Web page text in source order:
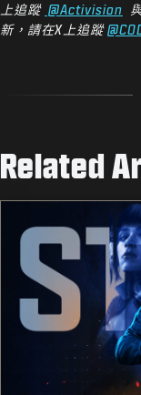
上追蹤 @Activision
新，請在X上追蹤
Related